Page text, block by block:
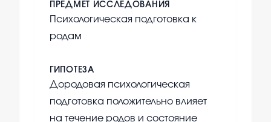
ПРЕДМЕТ ИССЛЕДОВАНИЯ
Психологическая подготовка к
родам
ГИПОТЕЗА
Дородовая психологическая
подготовка положительно влияет
на течение родов и состояние